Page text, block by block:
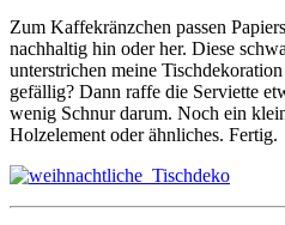
Zum Kaffekränzchen passen
nachhaltig hin oder her. Diese
unterstrichen meine
gefällig? Dann raffe die Serviette
wenig Schnur darum. Noch ein
Holzelement oder ähnliches. Fertig.